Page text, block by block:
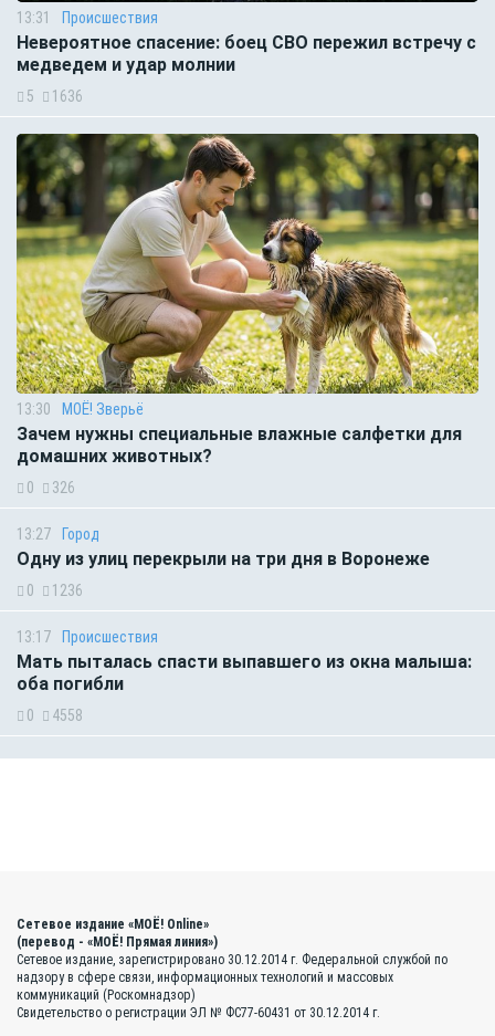
13:31 Происшествия
Невероятное спасение: боец СВО пережил встречу с
медведем и удар молнии
5 1636
13:30 МОЁ! Зверьё
Зачем нужны специальные влажные салфетки для
домашних животных?
0 326
13:27 Город
Одну из улиц перекрыли на три дня в Воронеже
0 1236
13:17 Происшествия
Мать пыталась спасти выпавшего из окна малыша:
оба погибли
0 4558
Сетевое издание «МОЁ! Online»
(перевод - «МОЁ! Прямая линия»)
Сетевое издание, зарегистрировано 30.12.2014 г. Федеральной службой по
надзору в сфере связи, информационных технологий и массовых
коммуникаций (Роскомнадзор)
Свидетельство о регистрации ЭЛ № ФС77-60431 от 30.12.2014 г.